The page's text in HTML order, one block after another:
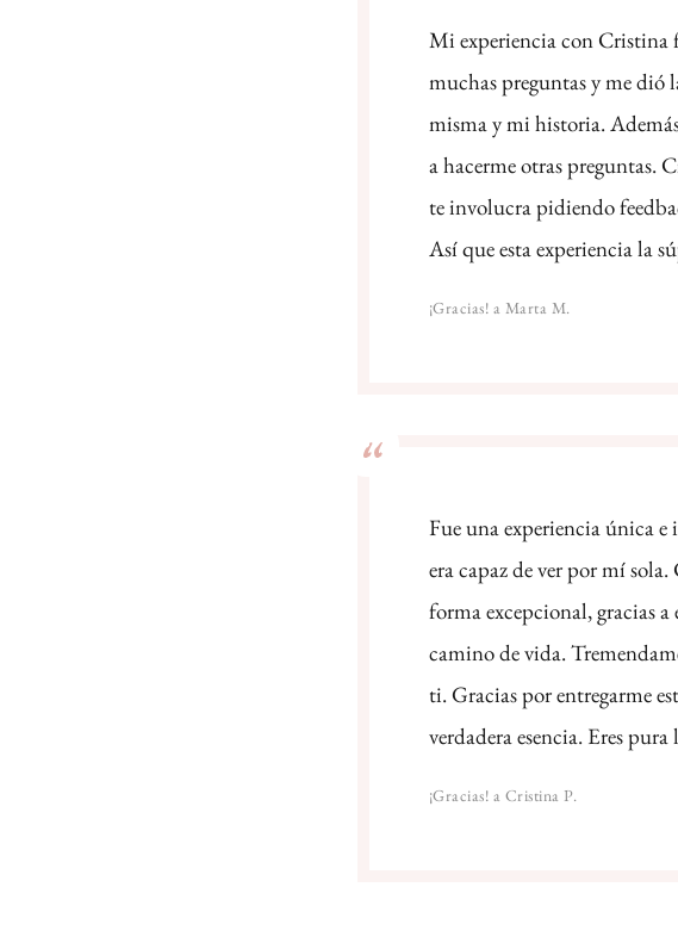
Mi experiencia con Cristina
muchas preguntas y me
misma y mi historia.
a hacerme otras preguntas.
te involucra pidiendo
Así que esta experiencia la
¡Gracias! a Marta M.
Fue una experiencia única
era capaz de ver por mí
forma excepcional, gracias
camino de vida.
ti. Gracias por entregarme
verdadera esencia. Eres pura
¡Gracias! a Cristina P.